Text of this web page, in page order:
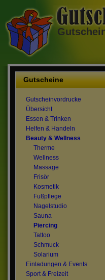
Gutscheine
Gutscheinvordrucke
Übersicht
Essen & Trinken
Helfen & Handeln
Beauty & Wellness
Therme
Wellness
Massage
Frisör
Kosmetik
Fußpflege
Nagelstudio
Sauna
Piercing
Tattoo
Schmuck
Solarium
Einladungen & Events
Sport & Freizeit